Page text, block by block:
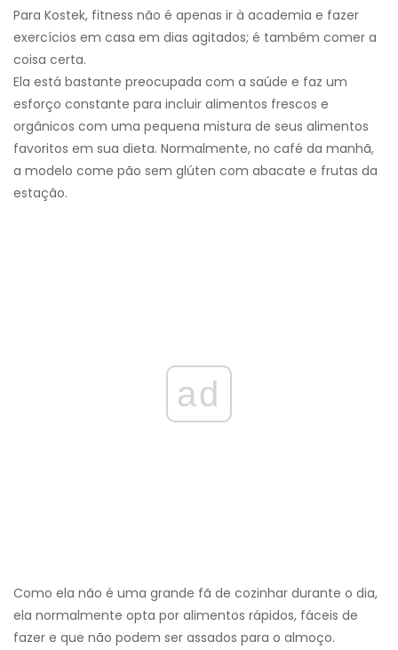
Para Kostek, fitness não é apenas ir à academia e fazer
exercícios em casa em dias agitados; é também comer a
coisa certa.
Ela está bastante preocupada com a saúde e faz um
esforço constante para incluir alimentos frescos e
orgânicos com uma pequena mistura de seus alimentos
favoritos em sua dieta. Normalmente, no café da manhã,
a modelo come pão sem glúten com abacate e frutas da
estação.
ad
Como ela não é uma grande fã de cozinhar durante o dia,
ela normalmente opta por alimentos rápidos, fáceis de
fazer e que não podem ser assados ​​para o almoço.